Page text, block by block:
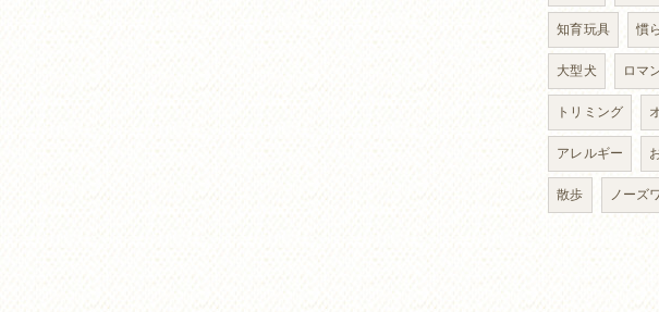
知育玩具
慣
大型犬
ロマ
トリミング
アレルギー
散歩
ノーズ